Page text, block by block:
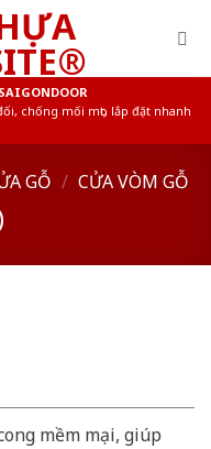
chống mối mọt, lắp đặt nhanh
GỖ / CỬA VÒM GỖ
mềm mại, giúp